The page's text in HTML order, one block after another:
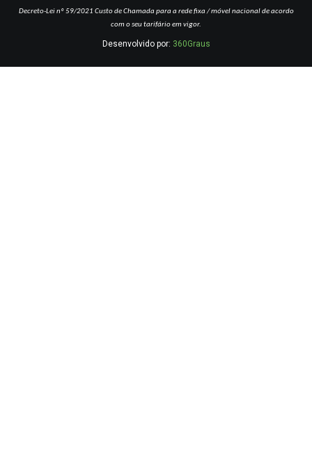
Decreto-Lei nº 59/2021 Custo de Chamada para a rede fixa / móvel nacional de acordo
com o seu tarifário em vigor.
Desenvolvido por: 360Graus